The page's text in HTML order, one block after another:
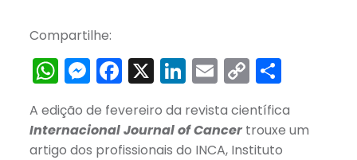
Compartilhe:
WhatsApp
Messenger
Facebook
X LinkedIn
Email
Copy
Link
Share
A edição de fevereiro da revista científica
Internacional Journal of Cancertrouxe um
artigo dos profissionais do INCA, Instituto